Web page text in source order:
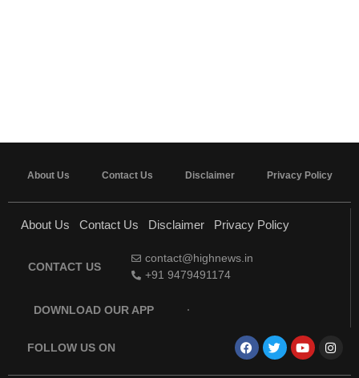
About Us Contact Us Disclaimer Privacy Policy
About Us Contact Us Disclaimer Privacy Policy
CONTACT US
contact@highnews.in
+91 9479491174
DOWNLOAD OUR APP
FOLLOW US ON